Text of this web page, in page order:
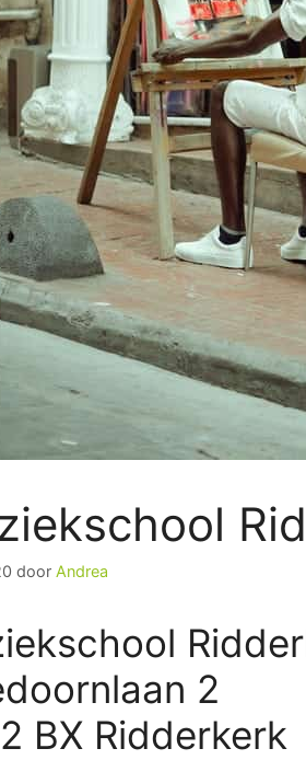
door Andrea
2
BX Ridderkerk